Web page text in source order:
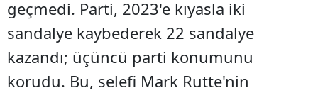
geçmedi. Parti, 2023'e kıyasla iki
sandalye kaybederek 22 sandalye
kazandı; üçüncü parti konumunu
korudu. Bu, selefi Mark Rutte'nin